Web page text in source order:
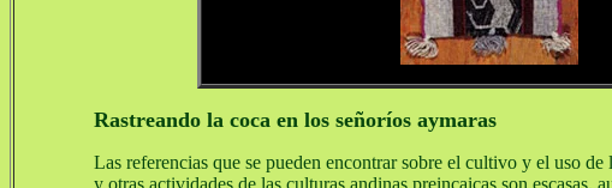
Rastreando la coca en los señoríos aymaras
Las referencias que se pueden encontrar sobre el cultivo y el uso
y otras actividades de las culturas andinas preincaicas son escasas,